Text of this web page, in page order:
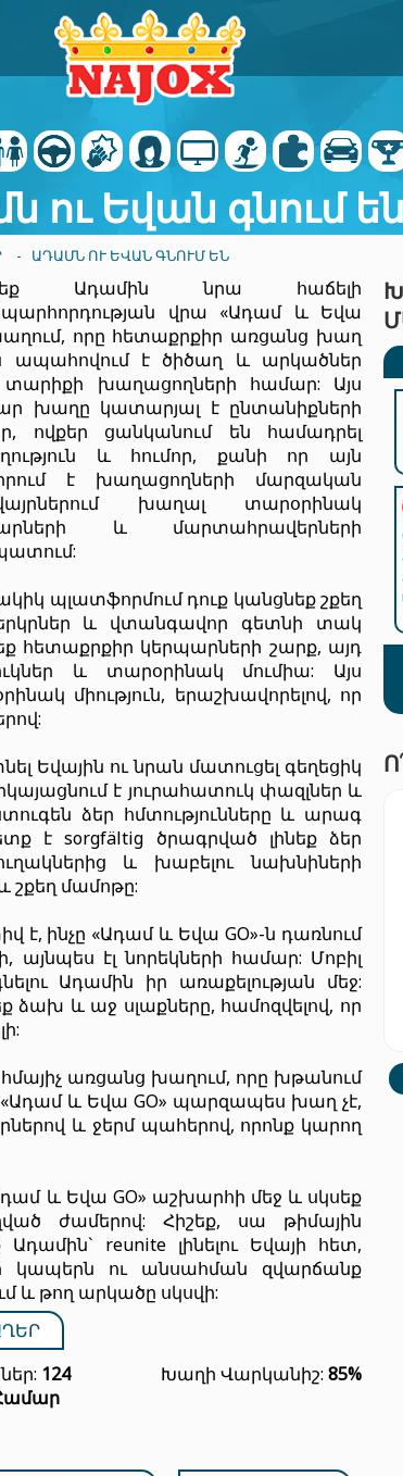
ու Եվան գնում են
- ԱԴԱՄՆ ՈՒ ԵՎԱՆ ԳՆՈՒՄ ԵՆ
Ադամին նրա հաճելի
վրա «Ադամ և Եվա
որը հետաքրքիր առցանց խաղ
ապահովում է ծիծաղ և արկածներ
տարիքի խաղացողների համար: Այս
խաղը կատարյալ է ընտանիքների
ովքեր ցանկանում են համադրել
և հումոր, քանի որ այն
է խաղացողների մարզական
խաղալ տարօրինակ
և մարտահրավերների
պլատֆորմում դուք կանցնեք շքեղ
և վտանգավոր գետնի տակ
հետաքրքիր կերպարների շարք, այդ
և տարօրինակ մումիա: Այս
միություն, երաշխավորելով, որ
Եվային ու նրան մատուցել գեղեցիկ
է յուրահատուկ փազլներ և
ձեր հմտությունները և արագ
է sorgfältig ծրագրված լինեք ձեր
և խաբելու նախնիների
շքեղ մամոթը:
ինչը «Ադամ և Եվա GO»-ն դառնում
էլ նորեկների համար: Մոբիլ
Ադամին իր առաքելության մեջ:
և աջ սլաքները, համոզվելով, որ
հմայիչ առցանց խաղում, որը խթանում
«Ադամ և Եվա GO» պարզապես խաղ չէ,
և ջերմ պահերով, որոնք կարող
և Եվա GO» աշխարհի մեջ և սկսեք
ժամերով: Հիշեք, սա թիմային
reunite լինելու Եվայի հետ,
կապերն ու անսահման զվարճանք
և թող արկածը սկսվի:
124 Խաղի Վարկանիշ: 85%